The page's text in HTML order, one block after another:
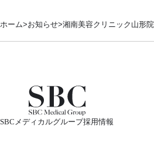
ホーム お知らせ 湘南美容クリニック山形
SBCメディカルグループ採用情報